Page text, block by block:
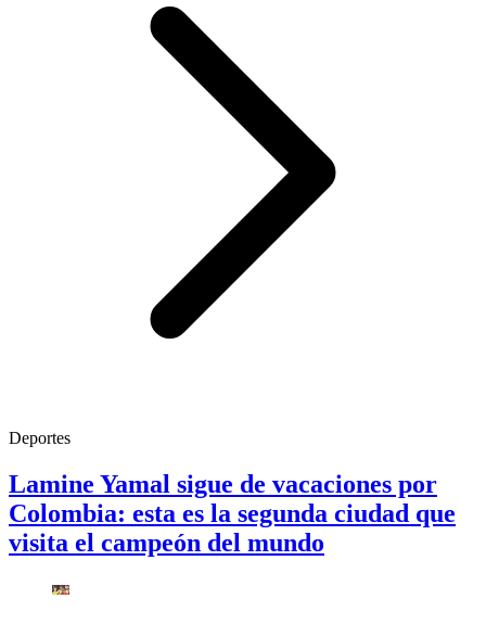
Deportes
Lamine Yamal sigue de vacaciones por
Colombia: esta es la segunda ciudad que
visita el campeón del mundo